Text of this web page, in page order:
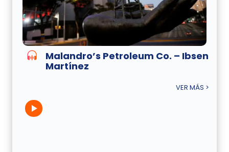
Malandro’s Petroleum Co. – Ibsen
Martínez
VER MÁS >